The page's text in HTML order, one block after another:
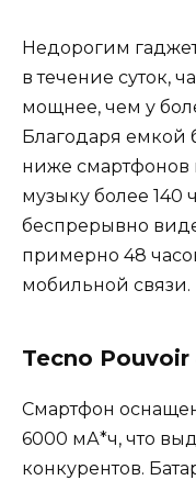
Недорогим
в течение суток,
мощнее, чем у
Благодаря емкой
ниже смартфонов
музыку более 140
беспрерывно
примерно 48
мобильной связи.
Tecno Pouvoir
Смартфон
6000 мА*ч, что
конкурентов.